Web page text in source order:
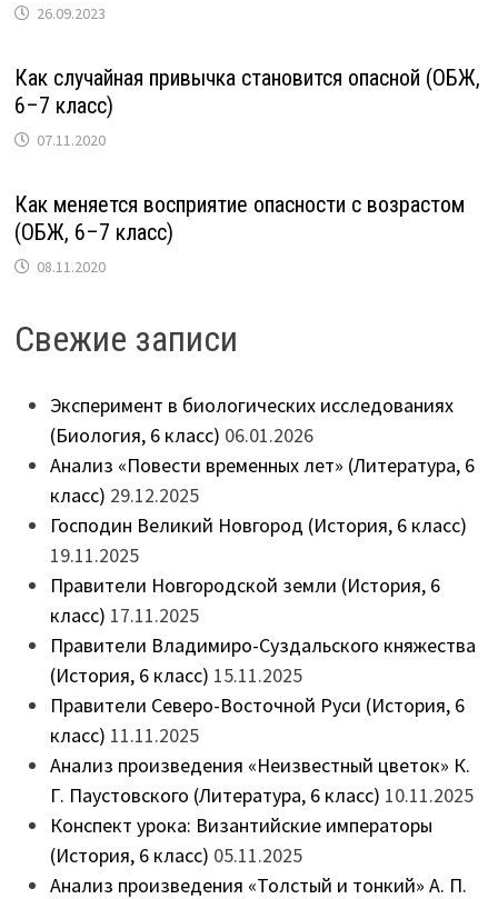
26.09.2023
Как случайная привычка становится опасной (ОБЖ,
6–7 класс)
07.11.2020
Как меняется восприятие опасности с возрастом
(ОБЖ, 6–7 класс)
08.11.2020
Свежие записи
Эксперимент в биологических исследованиях
(Биология, 6 класс) 06.01.2026
Анализ «Повести временных лет» (Литература, 6
класс) 29.12.2025
Господин Великий Новгород (История, 6 класс)
19.11.2025
Правители Новгородской земли (История, 6
класс) 17.11.2025
Правители Владимиро-Суздальского княжества
(История, 6 класс) 15.11.2025
Правители Северо-Восточной Руси (История, 6
класс) 11.11.2025
Анализ произведения «Неизвестный цветок» К.
Г. Паустовского (Литература, 6 класс) 10.11.2025
Конспект урока: Византийские императоры
(История, 6 класс) 05.11.2025
Анализ произведения «Толстый и тонкий» А. П.